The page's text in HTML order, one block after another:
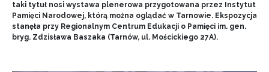
taki tytuł nosi wystawa plenerowa przygotowana przez Instytut
Pamięci Narodowej, którą można oglądać w Tarnowie. Ekspozycja
stanęła przy Regionalnym Centrum Edukacji o Pamięci im. gen.
bryg. Zdzisława Baszaka (Tarnów, ul. Mościckiego 27A).